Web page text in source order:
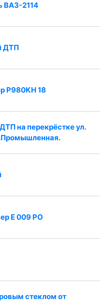
ВАЗ-2114
ДТП
Р980КН 18
на перекрёстке ул.
Е 009 РО
стеклом от